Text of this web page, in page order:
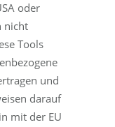
oder
nicht
Tools
und
darauf
mit der EU